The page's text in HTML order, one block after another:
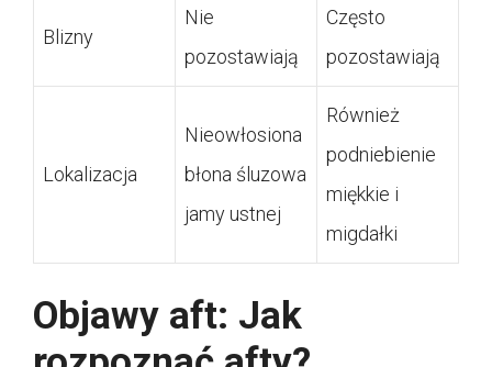
Blizny
Nie
pozostawiają
Często
pozostawiają
Lokalizacja
Nieowłosiona
błona śluzowa
jamy ustnej
Również
podniebienie
miękkie i
migdałki
Objawy aft: Jak